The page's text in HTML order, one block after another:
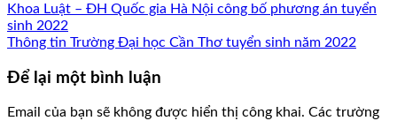
Khoa Luật – ĐH Quốc gia Hà Nội công bố phương án tuyển
sinh 2022
Thông tin Trường Đại học Cần Thơ tuyển sinh năm 2022
Để lại một bình luận
Email của bạn sẽ không được hiển thị công khai. Các trường